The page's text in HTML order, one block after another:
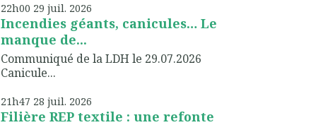
22h00 29 juil. 2026
Incendies géants, canicules… Le
manque de...
Communiqué de la LDH le 29.07.2026
Canicule...
21h47 28 juil. 2026
Filière REP textile : une refonte